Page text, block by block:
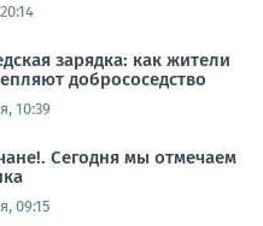
зарядка: как жители
добрососедство
10:39
Сегодня мы отмечаем
09:15